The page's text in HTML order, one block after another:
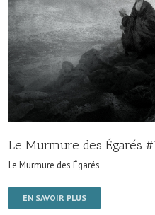
Le Murmure des Égarés
Le Murmure des Égarés
EN SAVOIR PLUS